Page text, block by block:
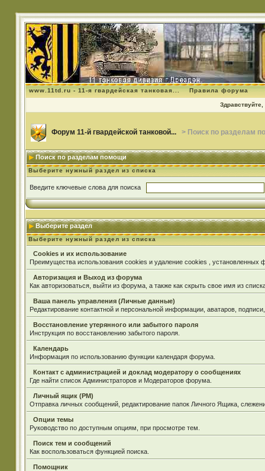
www.11td.ru - 11-я гвардейская танковая... Правила форума
Здравствуйте,
Форум 11-й гвардейской танковой... > Поиск по разделам
Поиск по разделам помощи
Выберите нужный раздел из списка
Введите ключевые слова для поиска
Выберите раздел
Выберите нужный раздел из списка
Cookies и их использование
Преимущества использования cookies и удаление cookies , установленных
Авторизация и Выход из форума
Как авторизоваться, выйти из форума, а также как скрыть свое имя из
Ваша панель управления (Личные данные)
Редактирование контактной и персональной информации, аватаров,
Восстановление утерянного или забытого пароля
Инструкция по восстановлению забытого пароля.
Календарь
Информация по использованию функции календаря форума.
Контакт с администрацией и доклад модератору о сообщениях
Где найти список Администраторов и Модераторов форума.
Личный ящик (PM)
Отправка личных сообщений, редактирование папок Личного Ящика,
Опции темы
Руководство по доступным опциям, при просмотре тем.
Поиск тем и сообщений
Как воспользоваться функцией поиска.
Помощник